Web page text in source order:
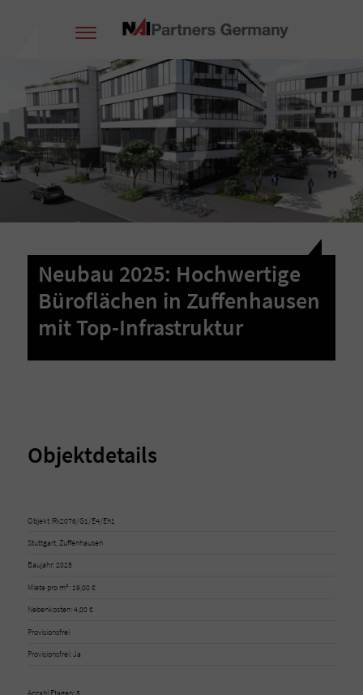
Neubau 2025: Hochwertige
Büroflächen in Zuffenhausen
mit Top-Infrastruktur
Objektdetails
Objekt IRx2076/G1/E4/Eh1
Stuttgart, Zuffenhausen
Baujahr: 2025
Miete pro m²: 19,00 €
Nebenkosten: 4,00 €
Provisionsfrei
Provisionsfrei: Ja
Anzahl Etagen: 5